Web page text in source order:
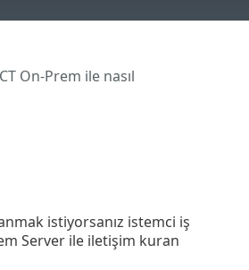
On-Prem ile nasıl
istiyorsanız istemci iş
Server ile iletişim kuran